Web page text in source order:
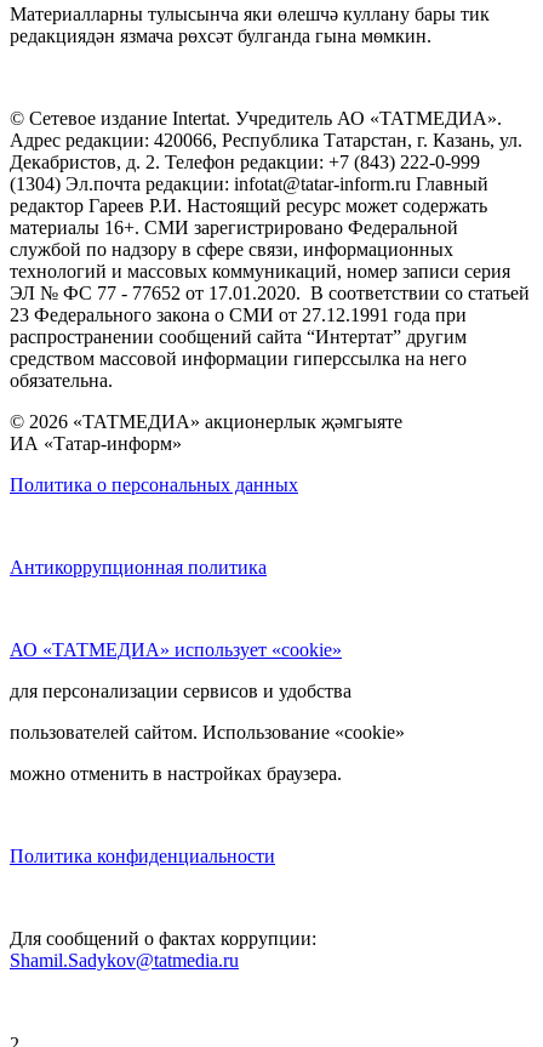
Материалларны тулысынча яки өлешчә куллану бары тик
редакциядән язмача рөхсәт булганда гына мөмкин.
© Сетевое издание Intertat. Учредитель АО «ТАТМЕДИА».
Адрес редакции: 420066, Республика Татарстан, г. Казань, ул.
Декабристов, д. 2. Телефон редакции: +7 (843) 222-0-999
(1304) Эл.почта редакции: infotat@tatar-inform.ru Главный
редактор Гареев Р.И. Настоящий ресурс может содержать
материалы 16+. СМИ зарегистрировано Федеральной
службой по надзору в сфере связи, информационных
технологий и массовых коммуникаций, номер записи серия
ЭЛ № ФС 77 - 77652 от 17.01.2020. В соответствии со статьей
23 Федерального закона о СМИ от 27.12.1991 года при
распространении сообщений сайта “Интертат” другим
средством массовой информации гиперссылка на него
обязательна.
© 2026 «ТАТМЕДИА» акционерлык җәмгыяте
ИА «Татар-информ»
Политика о персональных данных
Антикоррупционная политика
АО «ТАТМЕДИА» использует «cookie»
для персонализации сервисов и удобства
пользователей сайтом. Использование «cookie»
можно отменить в настройках браузера.
Политика конфиденциальности
Для сообщений о фактах коррупции:
Shamil.Sadykov@tatmedia.ru